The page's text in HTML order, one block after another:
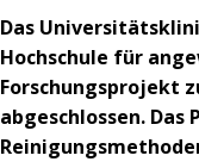
Das
Hochschule für
Forschungsprojekt
abgeschlossen.